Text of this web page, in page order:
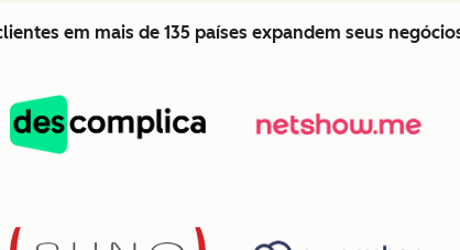
em mais de 135 países expandem seus